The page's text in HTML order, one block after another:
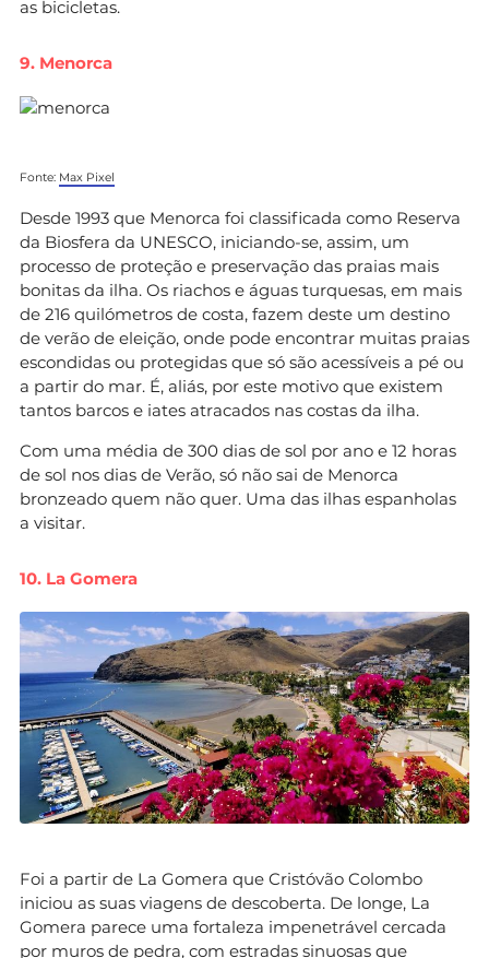
as bicicletas.
9. Menorca
Fonte: Max Pixel
Desde 1993 que Menorca foi classificada como Reserva
da Biosfera da UNESCO, iniciando-se, assim, um
processo de proteção e preservação das praias mais
bonitas da ilha. Os riachos e águas turquesas, em mais
de 216 quilómetros de costa, fazem deste um destino
de verão de eleição, onde pode encontrar muitas praias
escondidas ou protegidas que só são acessíveis a pé ou
a partir do mar. É, aliás, por este motivo que existem
tantos barcos e iates atracados nas costas da ilha.
Com uma média de 300 dias de sol por ano e 12 horas
de sol nos dias de Verão, só não sai de Menorca
bronzeado quem não quer. Uma das ilhas espanholas
a visitar.
10. La Gomera
Foi a partir de La Gomera que Cristóvão Colombo
iniciou as suas viagens de descoberta. De longe, La
Gomera parece uma fortaleza impenetrável cercada
por muros de pedra, com estradas sinuosas que